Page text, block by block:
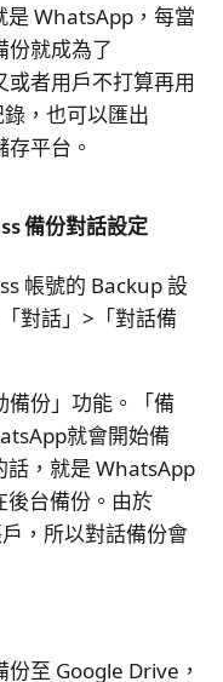
是 WhatsApp，每當
份就成為了
者用戶不打算再用
，也可以匯出
平台。
備份對話設定
帳號的 Backup 設
對話」>「對話備
份」功能。「備
就會開始備
話，就是 WhatsApp
後台備份。由於
，所以對話備份會
至 Google Drive，